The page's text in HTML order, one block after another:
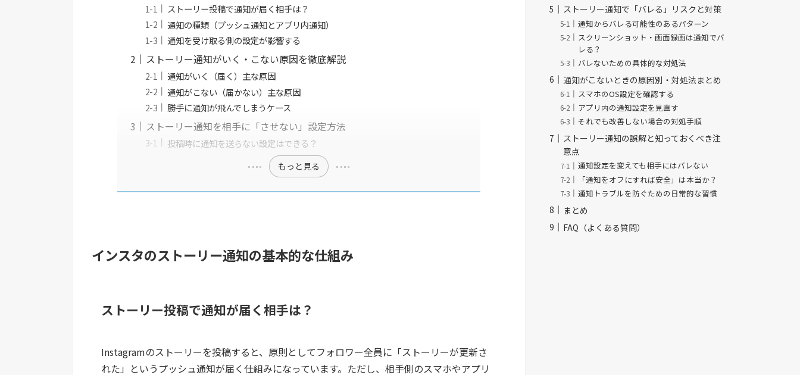
ストーリー投稿で通知が届く相手は？
通知の種類（プッシュ通知とアプリ内通知）
通知を受け取る側の設定が影響する
ストーリー通知がいく・こない原因を徹底解説
通知がいく（届く）主な原因
通知がこない（届かない）主な原因
勝手に通知が飛んでしまうケース
ストーリー通知を相手に「させない」設定方法
投稿時に通知を送らない設定はできる？
もっと見る
インスタのストーリー通知の基本的な仕組み
ストーリー投稿で通知が届く相手は？
Instagramのストーリーを投稿すると、原則としてフォロワー全員に「ストーリーが更新さ
れた」というプッシュ通知が届く仕組みになっています。ただし、相手側のスマホやアプリ
ストーリー通知で「バレる」リスクと対策
通知からバレる可能性のあるパターン
スクリーンショット・画面録画は通知でバ
レる？
バレないための具体的な対処法
通知がこないときの原因別・対処法まとめ
スマホのOS設定を確認する
アプリ内の通知設定を見直す
それでも改善しない場合の対処手順
ストーリー通知の誤解と知っておくべき注
意点
通知設定を変えても相手にはバレない
「通知をオフにすれば安全」は本当か？
通知トラブルを防ぐための日常的な習慣
まとめ
FAQ（よくある質問）